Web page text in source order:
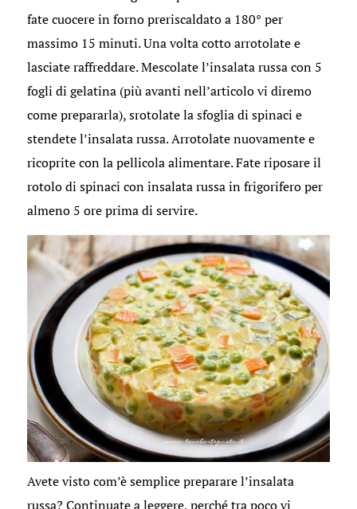
fate cuocere in forno preriscaldato a 180° per
massimo 15 minuti. Una volta cotto arrotolate e
lasciate raffreddare. Mescolate l’insalata russa con 5
fogli di gelatina (più avanti nell’articolo vi diremo
come prepararla), srotolate la sfoglia di spinaci e
stendete l’insalata russa. Arrotolate nuovamente e
ricoprite con la pellicola alimentare. Fate riposare il
rotolo di spinaci con insalata russa in frigorifero per
almeno 5 ore prima di servire.
Avete visto com’è semplice preparare l’insalata
russa? Continuate a leggere, perché tra poco vi